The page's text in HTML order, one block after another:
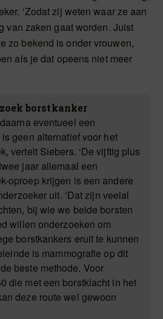
‘Zodat zij weten waar ze aan
van zaken gaat worden. Juist
zo bekend is onder vrouwen,
als je dat opeens niet meer
borstkanker
eventueel een
is geen alternatief voor het
vertelt Siebers. ‘De vijftig plus
jaar allemaal een
oproep krijgen is een andere
uit. ‘Dat zijn veelal
bij wie we beide borsten
willen onderzoeken om
borstkankers eruit te kunnen
is mammografie op dit
beste methode. Voor
die met een borstklacht in het
deze route wel gewoon